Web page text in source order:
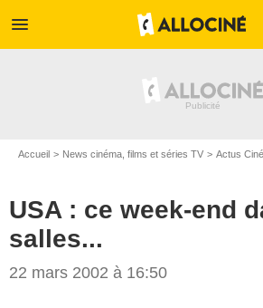
menu
Accueil News cinéma, films et séries TV Actus Ciné
USA : ce week-end
salles...
22 mars 2002 à 16:50